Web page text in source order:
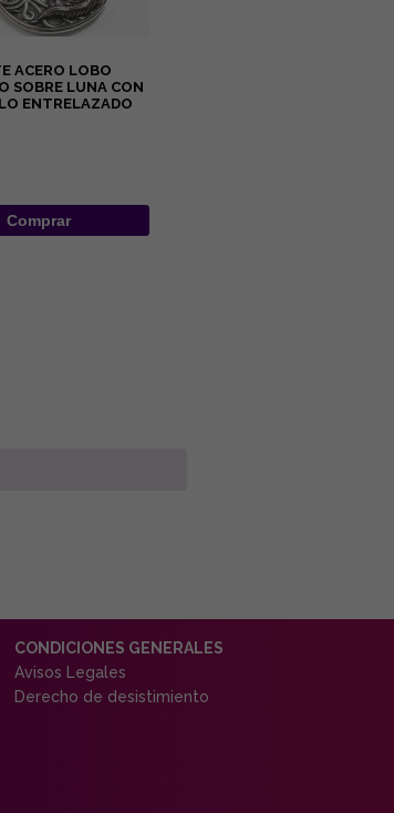
ACERO LOBO
SOBRE LUNA CON
ENTRELAZADO
Comprar
CONDICIONES GENERALES
Avisos Legales
Derecho de desistimiento